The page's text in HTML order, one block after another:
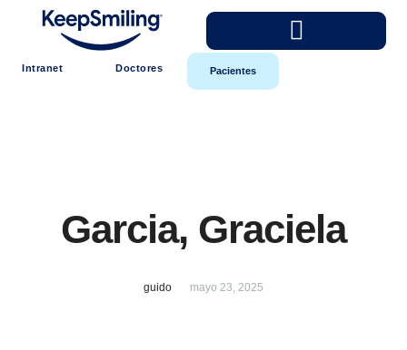
Intranet Doctores Pacientes
Garcia, Graciela
guido mayo 23, 2025